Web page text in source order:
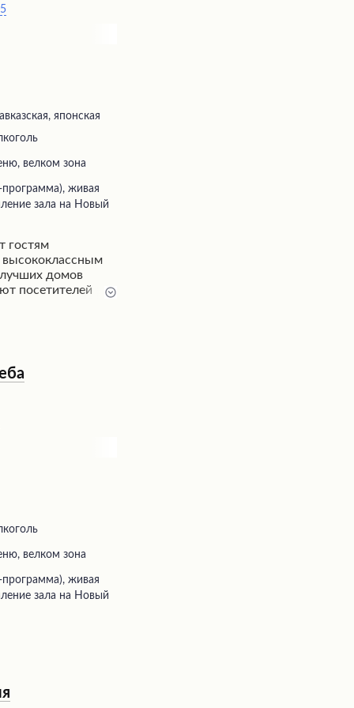
японская
велком зона
зала на Новый
гостям
высококлассным
домов
посетителей
даже у самых
заведения
ценам и
здесь
праздником
велком зона
зала на Новый